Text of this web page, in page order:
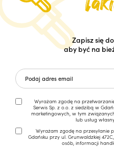
Zapisz się
aby być na
Wyrażam zgodę na
Serwis Sp. z o.o. z siedzibą w
marketingowych, w tym
lub usług
Wyrażam zgodę na przesyłanie
Gdańsku przy ul. Grunwaldzkiej
osób, informacji